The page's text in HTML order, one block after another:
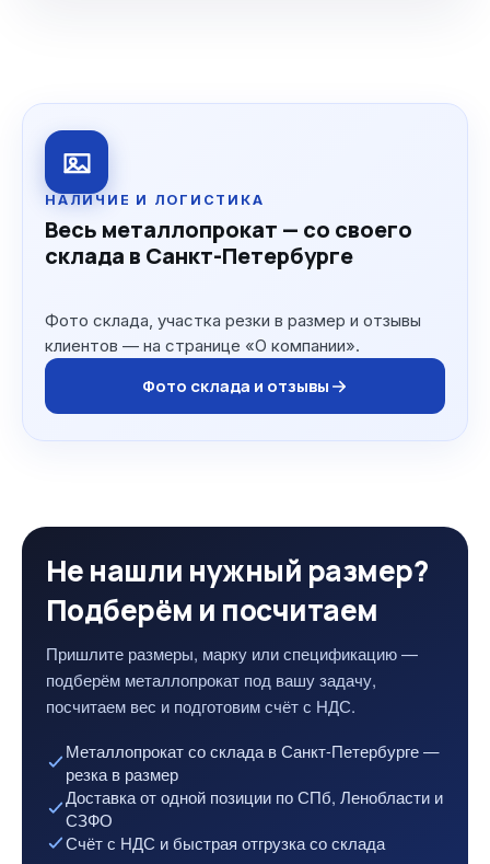
НАЛИЧИЕ И ЛОГИСТИКА
Весь металлопрокат — со своего
склада в Санкт-Петербурге
Фото склада, участка резки в размер и отзывы
клиентов — на странице «О компании».
Фото склада и отзывы
Не нашли нужный размер?
Подберём и посчитаем
Пришлите размеры, марку или спецификацию —
подберём металлопрокат под вашу задачу,
посчитаем вес и подготовим счёт с НДС.
Металлопрокат со склада в Санкт-Петербурге —
резка в размер
Доставка от одной позиции по СПб, Ленобласти и
СЗФО
Счёт с НДС и быстрая отгрузка со склада